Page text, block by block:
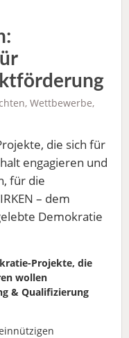
, Wettbewerbe,
die sich für
engagieren und
für die
– dem
Demokratie
Projekte, die
wollen
& Qualifizierung